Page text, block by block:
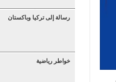
رسالة إلى تركيا وباكستان
خواطر رياضية